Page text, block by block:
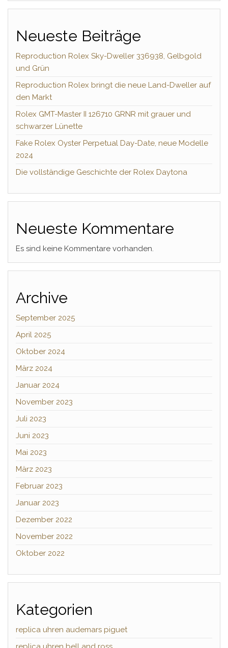
Neueste Beiträge
Reproduction Rolex Sky-Dweller 336938, Gelbgold
und Grün
Reproduction Rolex bringt die neue Land-Dweller auf
den Markt
Rolex GMT-Master II 126710 GRNR mit grauer und
schwarzer Lünette
Fake Rolex Oyster Perpetual Day-Date, neue Modelle
2024
Die vollständige Geschichte der Rolex Daytona
Neueste Kommentare
Es sind keine Kommentare vorhanden.
Archive
September 2025
April 2025
Oktober 2024
März 2024
Januar 2024
November 2023
Juli 2023
Juni 2023
Mai 2023
März 2023
Februar 2023
Januar 2023
Dezember 2022
November 2022
Oktober 2022
Kategorien
replica uhren audemars piguet